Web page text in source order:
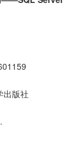
出版社